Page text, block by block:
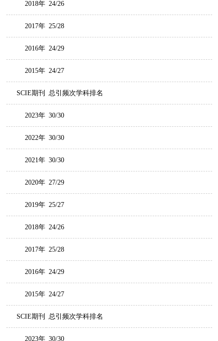
2018年 24/26
2017年 25/28
2016年 24/29
2015年 24/27
SCIE期刊 总引频次学科排名
2023年 30/30
2022年 30/30
2021年 30/30
2020年 27/29
2019年 25/27
2018年 24/26
2017年 25/28
2016年 24/29
2015年 24/27
SCIE期刊 总引频次学科排名
2023年 30/30